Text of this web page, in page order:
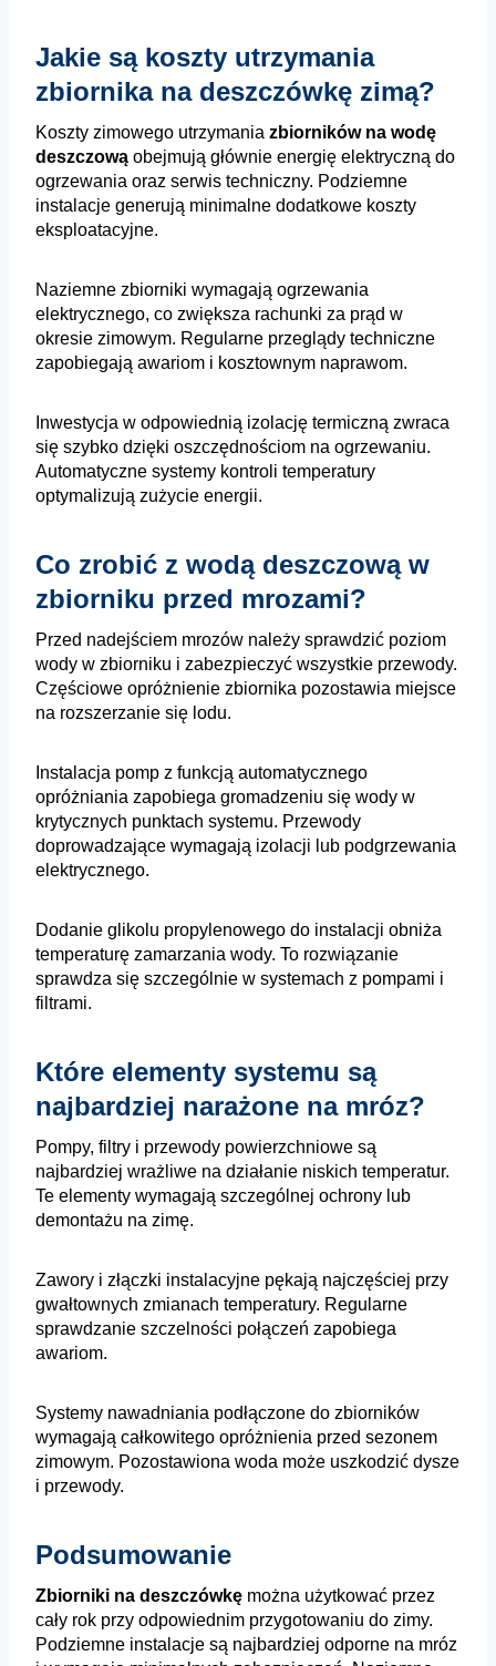
Jakie są koszty utrzymania
zbiornika na deszczówkę zimą?
Koszty zimowego utrzymania zbiorników na wodę
deszczową obejmują głównie energię elektryczną do
ogrzewania oraz serwis techniczny. Podziemne
instalacje generują minimalne dodatkowe koszty
eksploatacyjne.
Naziemne zbiorniki wymagają ogrzewania
elektrycznego, co zwiększa rachunki za prąd w
okresie zimowym. Regularne przeglądy techniczne
zapobiegają awariom i kosztownym naprawom.
Inwestycja w odpowiednią izolację termiczną zwraca
się szybko dzięki oszczędnościom na ogrzewaniu.
Automatyczne systemy kontroli temperatury
optymalizują zużycie energii.
Co zrobić z wodą deszczową w
zbiorniku przed mrozami?
Przed nadejściem mrozów należy sprawdzić poziom
wody w zbiorniku i zabezpieczyć wszystkie przewody.
Częściowe opróżnienie zbiornika pozostawia miejsce
na rozszerzanie się lodu.
Instalacja pomp z funkcją automatycznego
opróżniania zapobiega gromadzeniu się wody w
krytycznych punktach systemu. Przewody
doprowadzające wymagają izolacji lub podgrzewania
elektrycznego.
Dodanie glikolu propylenowego do instalacji obniża
temperaturę zamarzania wody. To rozwiązanie
sprawdza się szczególnie w systemach z pompami i
filtrami.
Które elementy systemu są
najbardziej narażone na mróz?
Pompy, filtry i przewody powierzchniowe są
najbardziej wrażliwe na działanie niskich temperatur.
Te elementy wymagają szczególnej ochrony lub
demontażu na zimę.
Zawory i złączki instalacyjne pękają najczęściej przy
gwałtownych zmianach temperatury. Regularne
sprawdzanie szczelności połączeń zapobiega
awariom.
Systemy nawadniania podłączone do zbiorników
wymagają całkowitego opróżnienia przed sezonem
zimowym. Pozostawiona woda może uszkodzić dysze
i przewody.
Podsumowanie
Zbiorniki na deszczówkę można użytkować przez
cały rok przy odpowiednim przygotowaniu do zimy.
Podziemne instalacje są najbardziej odporne na mróz